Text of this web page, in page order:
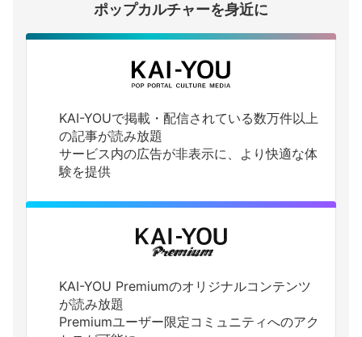
ポップカルチャーを身近に
KAI-YOUで掲載・配信されている数万件以上
の記事が読み放題
サービス内の広告が非表示に、より快適な体
験を提供
KAI-YOU Premiumのオリジナルコンテンツ
が読み放題
Premiumユーザー限定コミュニティへのアク